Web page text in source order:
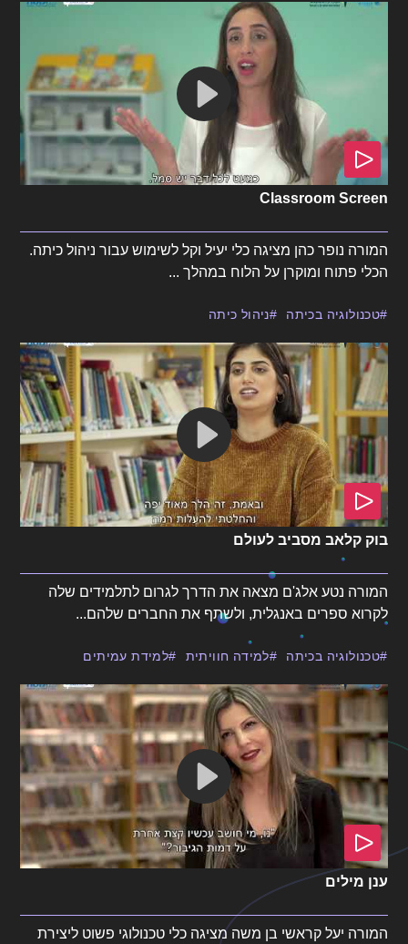
Classroom Screen
המורה נופר כהן מציגה כלי יעיל וקל לשימוש עבור ניהול כיתה.
הכלי פתוח ומוקרן על הלוח במהלך ...
טכנולוגיה בכיתה ניהול כיתה
בוק קלאב מסביב לעולם
המורה נטע אלג'ם מצאה את הדרך לגרום לתלמידים שלה
לקרוא ספרים באנגלית, ולשתף את החברים שלהם...
טכנולוגיה בכיתה למידה חוויתית למידת עמיתים
ענן מילים
המורה יעל קראשי בן משה מציגה כלי טכנולוגי פשוט ליצירת